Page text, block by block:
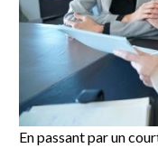
En passant par un